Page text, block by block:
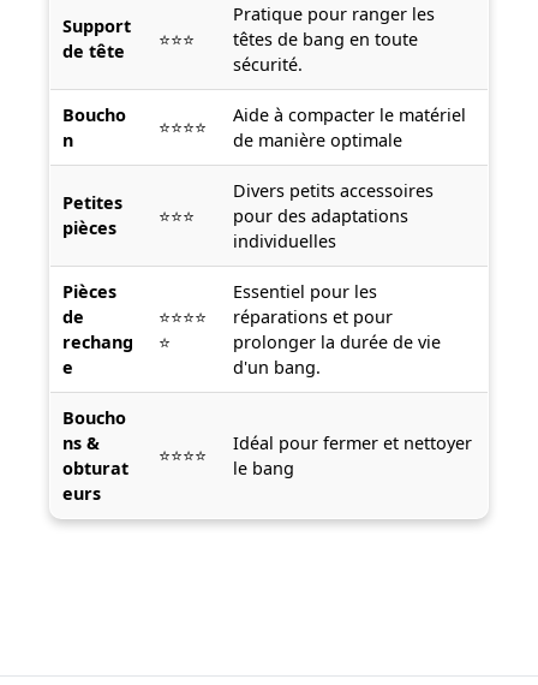
Support
de tête
⭐⭐⭐
Pratique pour ranger les
têtes de bang en toute
sécurité.
Boucho
n
⭐⭐⭐⭐
Aide à compacter le matériel
de manière optimale
Petites
pièces
⭐⭐⭐
Divers petits accessoires
pour des adaptations
individuelles
Pièces
de
rechang
e
⭐⭐⭐⭐
⭐
Essentiel pour les
réparations et pour
prolonger la durée de vie
d'un bang.
Boucho
ns &
obturat
eurs
⭐⭐⭐⭐
Idéal pour fermer et nettoyer
le bang